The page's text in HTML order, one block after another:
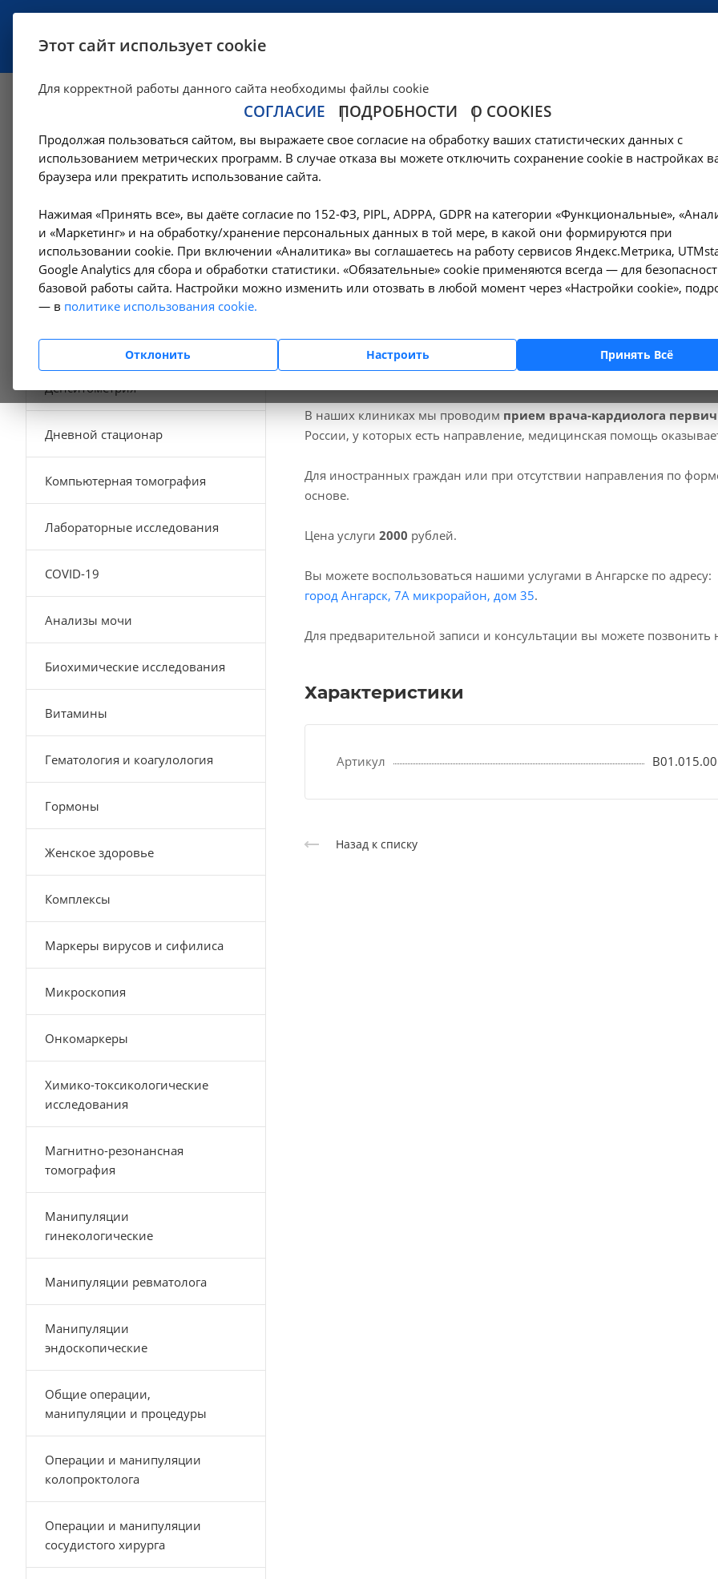
Прием врача-кардиолога первичный
Ангарске
Цены в Ангарске — Амбулаторно-поликлинические услуги в Ангарске — Прием врача-кардиолога первичный - B01.015.001 в
Оформите заявку на сайте, мы свяжемся с
вопросы.
В наших клиниках мы проводим прием врача-кардиолога
России, у которых есть направление, медицинская помощь
Для иностранных граждан или при отсутствии направления по
основе.
Цена услуги 2000 рублей.
Вы можете воспользоваться нашими услугами в Ангарске по адресу:
город Ангарск, 7А микрорайон, дом 35.
Для предварительной записи и консультации вы можете
Характеристики
Артикул
Назад к списку
Амбулаторно-
поликлинические услуги
Гемодиализ
Денситометрия
Дневной стационар
Компьютерная томография
Лабораторные исследования
COVID-19
Анализы мочи
Биохимические исследования
Витамины
Гематология и коагулология
Гормоны
Женское здоровье
Комплексы
Маркеры вирусов и сифилиса
Микроскопия
Онкомаркеры
Химико-токсикологические
исследования
Магнитно-резонансная
томография
Манипуляции
гинекологические
Манипуляции ревматолога
Манипуляции
эндоскопические
Общие операции,
манипуляции и процедуры
Операции и манипуляции
колопроктолога
Операции и манипуляции
сосудистого хирурга
Этот сайт использует cookie
Для корректной работы данного сайта необходимы файлы cookie
СОГЛАСИЕ ПОДРОБНОСТИ О COOKIES
Продолжая пользоваться сайтом, вы выражаете свое согласие на обработку ваших статистических данных с
использованием метрических программ. В случае отказа вы можете отключить сохранение cookie в настройках
браузера или прекратить использование сайта.
Нажимая «Принять все», вы даёте согласие по 152-ФЗ, PIPL, ADPPA, GDPR на категории «Функциональные»,
и «Маркетинг» и на обработку/хранение персональных данных в той мере, в какой они формируются при
использовании cookie. При включении «Аналитика» вы соглашаетесь на работу сервисов Яндекс.Метрика,
Google Analytics для сбора и обработки статистики. «Обязательные» cookie применяются всегда — для
базовой работы сайта. Настройки можно изменить или отозвать в любой момент через «Настройки cookie»,
— в политике использования cookie.
Отклонить Настроить Принять Всё